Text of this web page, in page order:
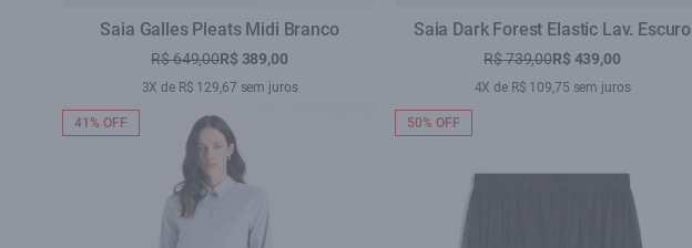
Saia Galles Pleats Midi Branco
R$ 649,00R$ 389,00
3X de R$ 129,67 sem juros
Saia Dark Forest Elastic Lav. Escuro
R$ 739,00R$ 439,00
4X de R$ 109,75 sem juros
41% OFF 50% OFF